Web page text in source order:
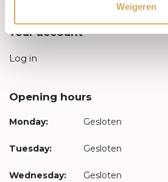
Weigeren
Your account
Log in
Opening hours
Monday: Gesloten
Tuesday: Gesloten
Wednesday: Gesloten